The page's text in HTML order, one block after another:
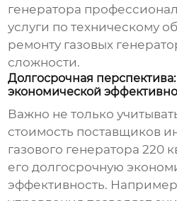
генератора
услуги по техническому
ремонту газовых
сложности.
Долгосрочная
экономической
Важно не только
стоимость поставщиков
газового генератора 220
его долгосрочную
эффективность.